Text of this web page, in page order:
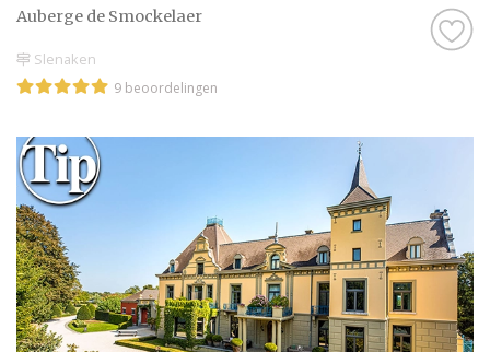
Auberge de Smockelaer
Slenaken
9 beoordelingen